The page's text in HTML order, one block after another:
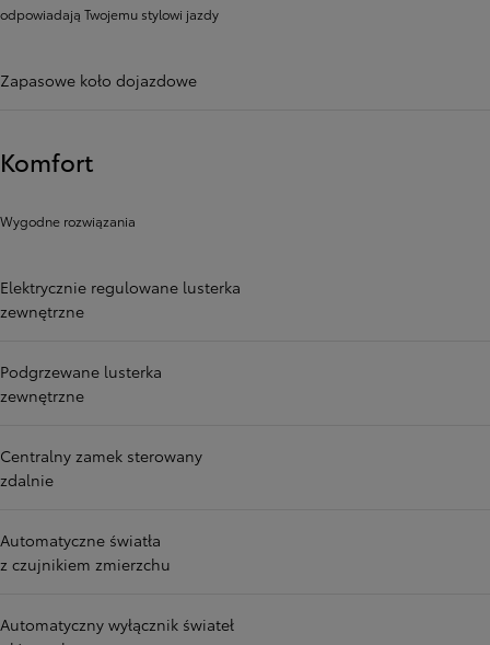
odpowiadają Twojemu stylowi jazdy
Zapasowe koło dojazdowe
Komfort
Wygodne rozwiązania
Elektrycznie regulowane lusterka
zewnętrzne
Podgrzewane lusterka
zewnętrzne
Centralny zamek sterowany
zdalnie
Automatyczne światła
z czujnikiem zmierzchu
Automatyczny wyłącznik świateł